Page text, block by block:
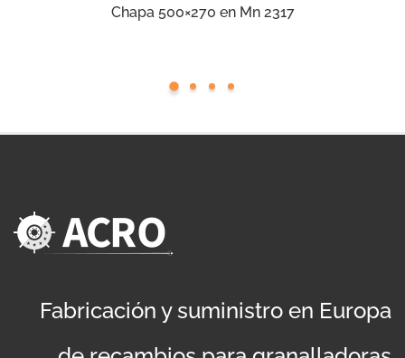
Chapa 500×270 en Mn 2317
Fabricación y suministro en Europa